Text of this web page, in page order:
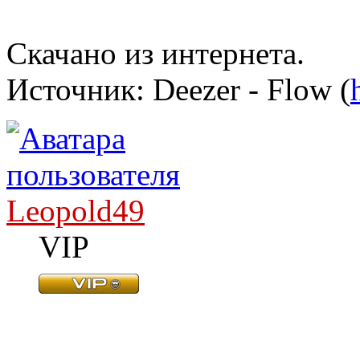
Скачано из интернета.
Источник: Deezer - Flow (
Leopold49
VIP